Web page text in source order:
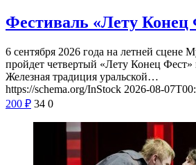
Фестиваль «Лету Конец
6 сентября 2026 года на летней сцене
пройдет четвертый «Лету Конец Фест»
Железная традиция уральской…
https://schema.org/InStock 2026-08-
200 ₽ 34 0